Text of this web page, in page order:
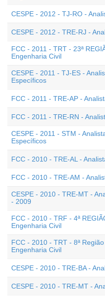
CESPE - 2012 - TJ-RO -
CESPE - 2012 - TRE-RJ -
FCC - 2011 - TRT - 23ª
Engenharia Civil
CESPE - 2011 - TJ-ES -
Específicos
FCC - 2011 - TRE-AP -
FCC - 2011 - TRE-RN -
CESPE - 2011 - STM -
Específicos
FCC - 2010 - TRE-AL -
FCC - 2010 - TRE-AM -
CESPE - 2010 - TRE-MT -
- 2009
FCC - 2010 - TRF - 4ª
Engenharia Civil
FCC - 2010 - TRT - 8ª
Engenharia Civil
CESPE - 2010 - TRE-BA -
CESPE - 2010 - TRE-MT -